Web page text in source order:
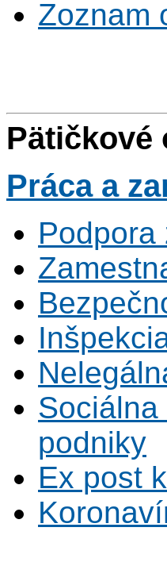
Zoznam
Pätičkové
Prácaa
Podpora
podniky
Ex post